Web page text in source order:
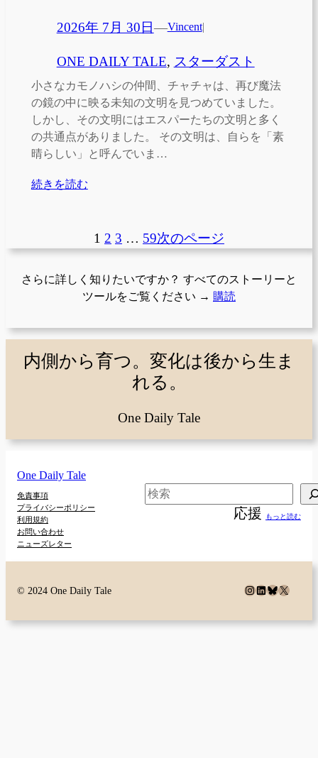
2026年 7月 30日—Vincent|
ONE DAILY TALE, スターダスト
小さなカモノハシの仲間、チャチャは、再び魔法
の鏡の中に映る未知の文明を見つめていました。
しかし、その文明にはエスパーたちの文明と多く
の共通点がありました。 その文明は、自らを「素
晴らしい」と呼んでいま…
続きを読む
1 2 3 … 59次のページ
さらに詳しく知りたいですか？ すべてのストーリーと
ツールをご覧ください → 購読
内側から育つ。変化は後から生ま
れる。
One Daily Tale
One Daily Tale
免責事項
プライバシーポリシー
利用規約
お問い合わせ
ニューズレター
検
応援 もっと読む
© 2024 One Daily Tale Instagram
LinkedIn
Bluesky
X